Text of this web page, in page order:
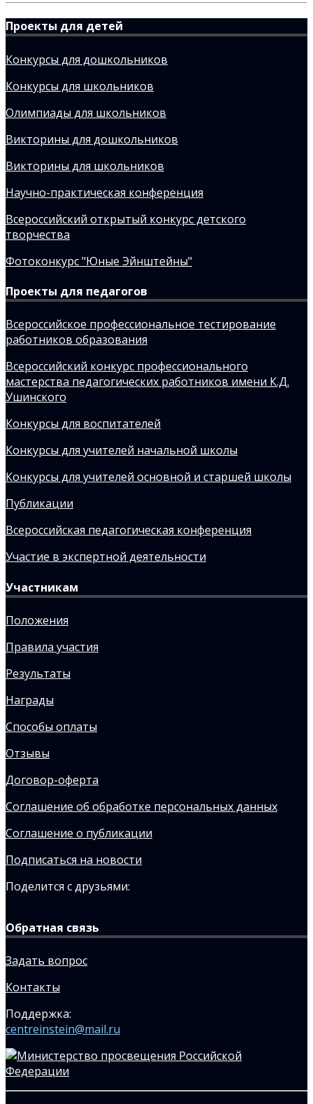
Проекты для детей
Конкурсы для дошкольников
Конкурсы для школьников
Олимпиады для школьников
Викторины для дошкольников
Викторины для школьников
Научно-практическая конференция
Всероссийский открытый конкурс детского
творчества
Фотоконкурс "Юные Эйнштейны"
Проекты для педагогов
Всероссийское профессиональное тестирование
работников образования
Всероссийский конкурс профессионального
мастерства педагогических работников имени К.Д.
Ушинского
Конкурсы для воспитателей
Конкурсы для учителей начальной школы
Конкурсы для учителей основной и старшей школы
Публикации
Всероссийская педагогическая конференция
Участие в экспертной деятельности
Участникам
Положения
Правила участия
Результаты
Награды
Способы оплаты
Отзывы
Договор-оферта
Соглашение об обработке персональных данных
Соглашение о публикации
Подписаться на новости
Поделится с друзьями:
Обратная связь
Задать вопрос
Контакты
Поддержка:
centreinstein@mail.ru